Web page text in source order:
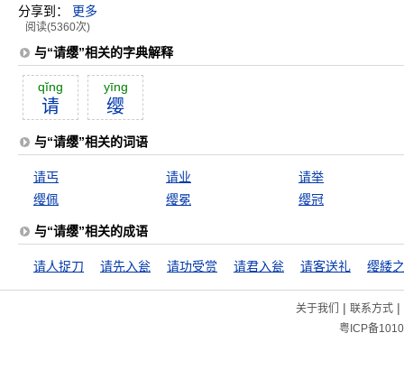
分享到： 更多
阅读(5360次)
与“请缨”相关的字典解释
qĭng
请
yīng
缨
与“请缨”相关的词语
请丐 请业
请举
缨佩
缨冕 缨冠
与“请缨”相关的成语
请人捉刀 请先入瓮 请功受赏 请君入瓮 请客送礼 缨緌
关于我们 | 联系方式|
粤ICP备